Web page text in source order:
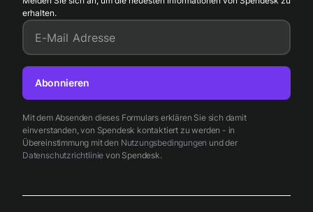
erhalten.
E-Mail Adresse
Mit dem Absenden dieses Formulars erklären Sie sich damit
einverstanden, von Spendesk kontaktiert zu werden - in
Übereinstimmung mit den Nutzungsbedingungen und der
Datenschutzrichtlinie von Spendesk.
Abonnieren